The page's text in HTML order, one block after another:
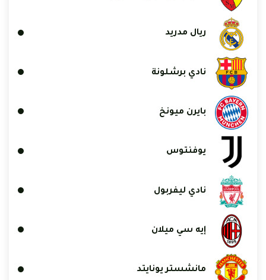
ريال مدريد
نادي برشلونة
بايرن ميونخ
يوفنتوس
نادي ليفربول
إيه سي ميلان
مانشستر يونايتد